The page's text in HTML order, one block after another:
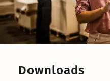
Downloads